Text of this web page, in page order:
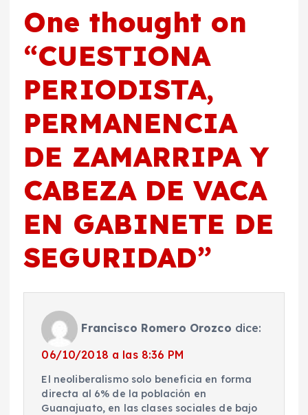
One thought on
“CUESTIONA
PERIODISTA,
PERMANENCIA
DE ZAMARRIPA Y
CABEZA DE VACA
EN GABINETE DE
SEGURIDAD”
Francisco Romero Orozco dice:
06/10/2018 a las 8:36 PM
El neoliberalismo solo beneficia en forma
directa al 6% de la población en
Guanajuato, en las clases sociales de bajo